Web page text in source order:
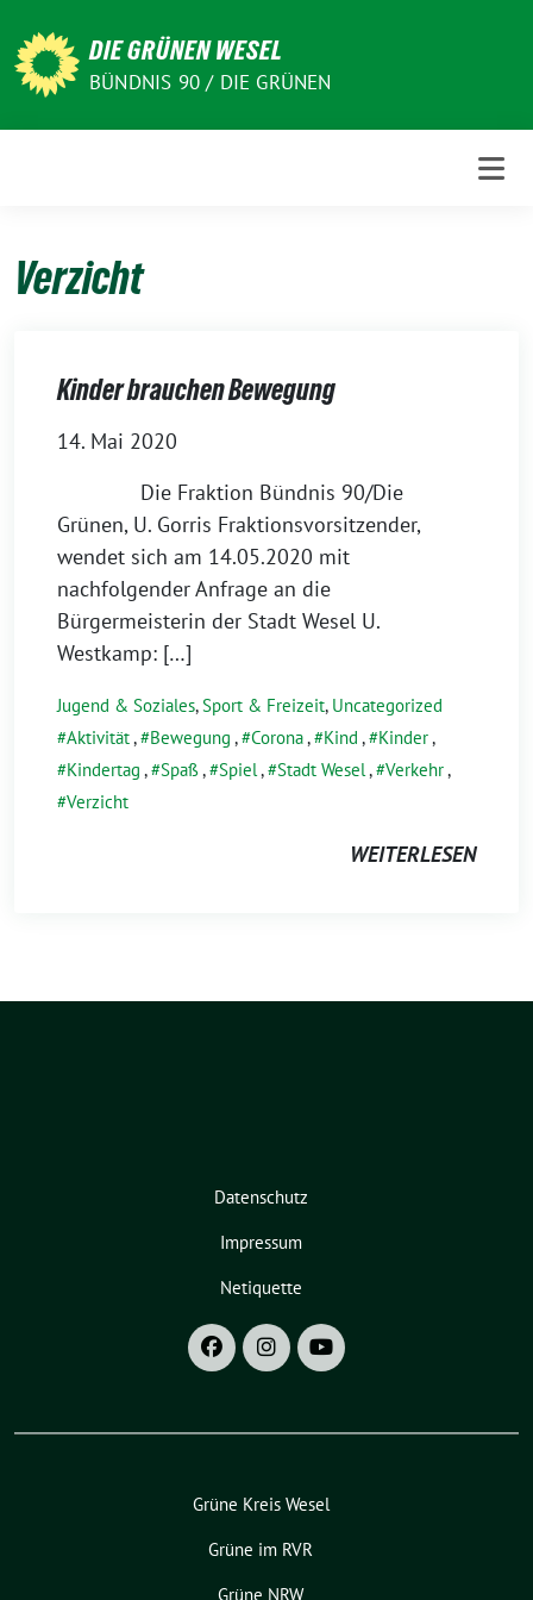
zum
Inhalt
DIE GRÜNEN WESEL
BÜNDNIS 90 / DIE GRÜNEN
Verzicht
Kinder brauchen Bewegung
14. Mai 2020
Die Fraktion Bündnis 90/Die
Grünen, U. Gorris Fraktionsvorsitzender,
wendet sich am 14.05.2020 mit
nachfolgender Anfrage an die
Bürgermeisterin der Stadt Wesel U.
Westkamp: […]
Jugend & Soziales,Sport & Freizeit, Uncategorized
Aktivität, Bewegung , Corona, Kind , Kinder,
Kindertag , Spaß, Spiel, Stadt Wesel, Verkehr,
Verzicht
WEITERLESEN
Datenschutz
Impressum
Netiquette
Grüne Kreis Wesel
Grüne im RVR
Grüne NRW